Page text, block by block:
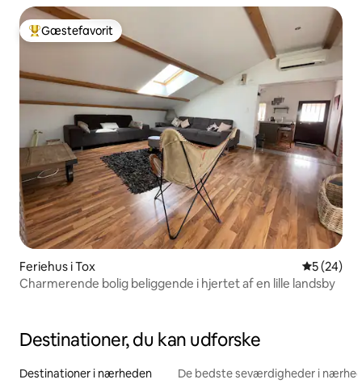
Bedste gæstefavorit
Gæstefavorit
Feriehus i Tox 5 ud af 5 i
5 (24)
Charmerende bolig beliggende i hjertet af en lille landsby
Destinationer, du kan udforske
Destinationer i nærheden De bedste seværdigheder i